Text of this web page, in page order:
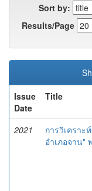
Sort by:
Results/Page
Issue
Date
Title
2021
การวิเคราะ
อำเภอจาน"